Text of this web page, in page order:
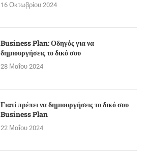
16 Οκτωβρίου 2024
Business Plan: Οδηγός για να
δημιουργήσεις το δικό σου
28 Μαΐου 2024
Γιατί πρέπει να δημιουργήσεις το δικό σου
Business Plan
22 Μαΐου 2024